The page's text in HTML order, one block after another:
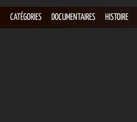
CATÉGORIES DOCUMENTAIRES HISTOIRE